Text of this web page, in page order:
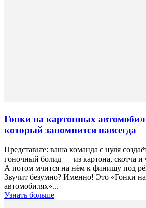
Гонки на картонных
который запомнится навсегда
Представьте: ваша команда с нуля
гоночный болид — из картона, скотча и
А потом мчится на нём к финишу под
Звучит безумно? Именно! Это «Гонки
автомобилях»...
Узнать больше